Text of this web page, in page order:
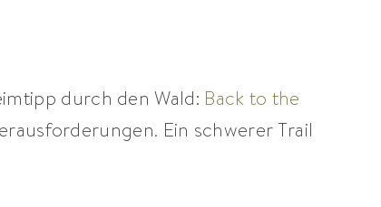
durch den Wald: Back to the
Ein schwerer Trail